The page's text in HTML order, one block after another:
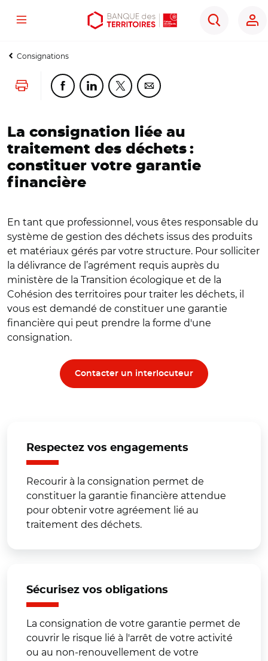
Aller
contenu
Aller
menu
Ouvrir
outils
Menu
Rechercher
Consignations
Lancer l'impressionPartager cette page sur Facebook
Partager cette page sur Linkedin
Partager cette page sur Twitter
Partager cette page sur
La consignation liée au
traitement des déchets :
constituer votre garantie
financière
En tant que professionnel, vous êtes responsable du
système de gestion des déchets issus des produits
et matériaux gérés par votre structure. Pour solliciter
la délivrance de l’agrément requis auprès du
ministère de la Transition écologique et de la
Cohésion des territoires pour traiter les déchets, il
vous est demandé de constituer une garantie
financière qui peut prendre la forme d'une
consignation.
Contacter un interlocuteur
Respectez vos engagements
Recourir à la consignation permet de
constituer la garantie financière attendue
pour obtenir votre agréement lié au
traitement des déchets.
Sécurisez vos obligations
La consignation de votre garantie permet de
couvrir le risque lié à l'arrêt de votre activité
ou au non-renouvellement de votre